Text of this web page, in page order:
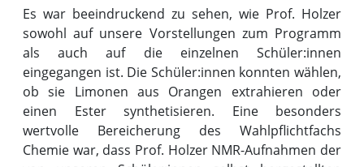
Es war beeindruckend zu sehen, wie Prof. Holzer
sowohl auf unsere Vorstellungen zum Programm
als auch auf die einzelnen Schüler:innen
eingegangen ist. Die Schüler:innen konnten wählen,
ob sie Limonen aus Orangen extrahieren oder
einen Ester synthetisieren. Eine besonders
wertvolle Bereicherung des Wahlpflichtfachs
Chemie war, dass Prof. Holzer NMR-Aufnahmen der